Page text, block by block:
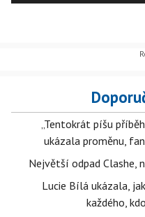
„Tentokrát píšu
ukázala proměnu,
Největší odpad Clashe,
Lucie Bílá ukázala,
každého,